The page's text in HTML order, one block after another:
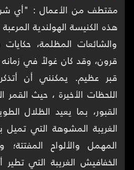
مقتطف من الأعمال : "أي شر
هذه الكنيسة الهولندية
والشائعات المظلمة،
قرون، وقد كان غولاً في
قبر عظيم. يمكنني أن
اللحظات الأخيرة ، حيث
القبور، بما يعيد الظلال
الغريبة المشوهة التي
المهمل والألواح المفتتة؛
الخفافيش الغريبة التي تطير